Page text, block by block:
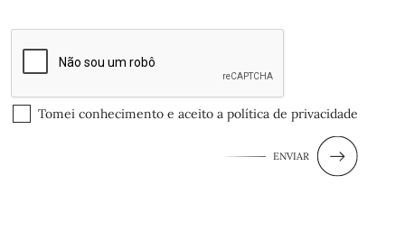
Tomei conhecimento e aceito a política de privacidade
ENVIAR